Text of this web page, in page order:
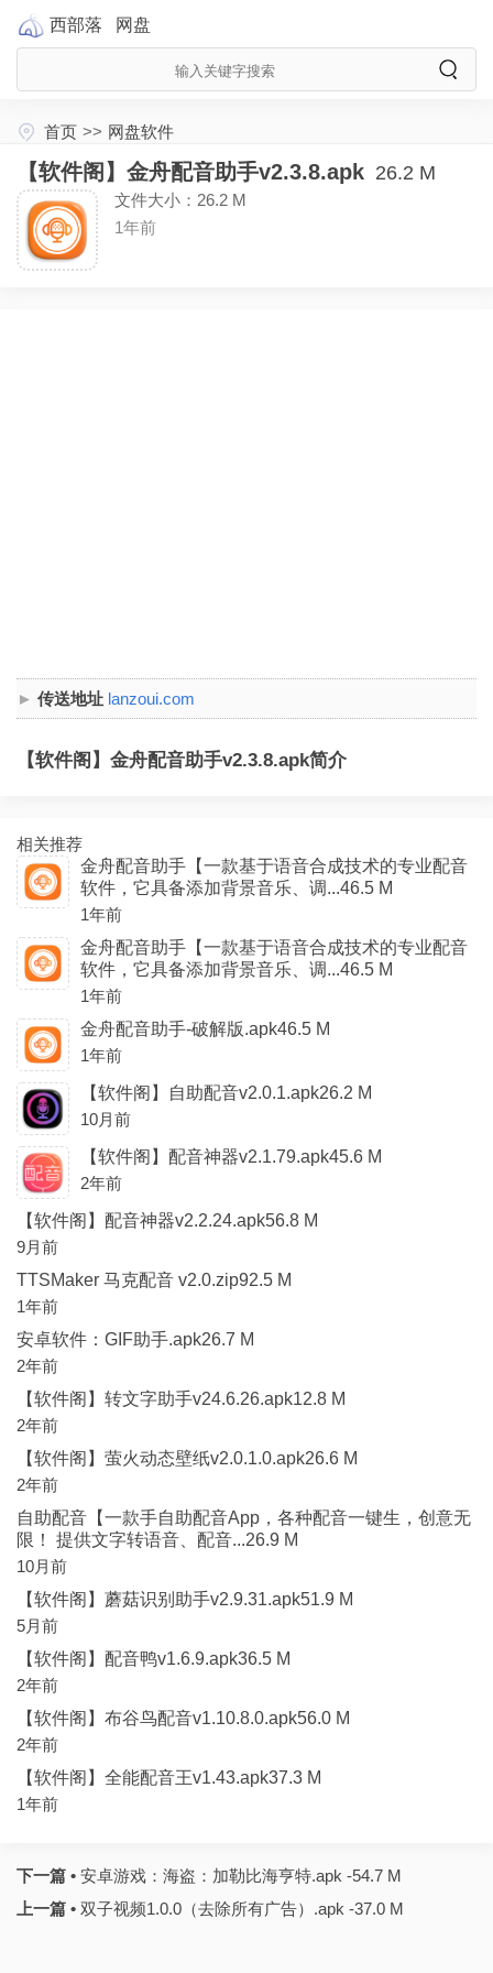
西部落 网盘
首页 >> 网盘软件
【软件阁】金舟配音助手v2.3.8.apk 26.2 M
文件大小：26.2 M
1年前
传送地址 lanzoui.com
【软件阁】金舟配音助手v2.3.8.apk简介
相关推荐
金舟配音助手【一款基于语音合成技术的专业配音
软件，它具备添加背景音乐、调...46.5 M
1年前
金舟配音助手【一款基于语音合成技术的专业配音
软件，它具备添加背景音乐、调...46.5 M
1年前
金舟配音助手-破解版.apk46.5 M
1年前
【软件阁】自助配音v2.0.1.apk26.2 M
10月前
【软件阁】配音神器v2.1.79.apk45.6 M
2年前
【软件阁】配音神器v2.2.24.apk56.8 M
9月前
TTSMaker 马克配音 v2.0.zip92.5 M
1年前
安卓软件：GIF助手.apk26.7 M
2年前
【软件阁】转文字助手v24.6.26.apk12.8 M
2年前
【软件阁】萤火动态壁纸v2.0.1.0.apk26.6 M
2年前
自助配音【一款手自助配音App，各种配音一键生，创意无
限！ 提供文字转语音、配音...26.9 M
10月前
【软件阁】蘑菇识别助手v2.9.31.apk51.9 M
5月前
【软件阁】配音鸭v1.6.9.apk36.5 M
2年前
【软件阁】布谷鸟配音v1.10.8.0.apk56.0 M
2年前
【软件阁】全能配音王v1.43.apk37.3 M
1年前
下一篇 • 安卓游戏：海盗：加勒比海亨特.apk -54.7 M
上一篇 • 双子视频1.0.0（去除所有广告）.apk -37.0 M